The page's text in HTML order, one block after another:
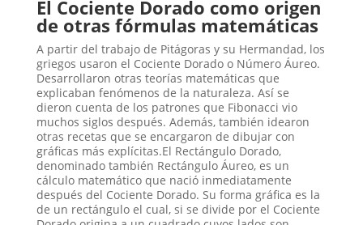
El Cociente Dorado como origen
de otras fórmulas matemáticas
A partir del trabajo de Pitágoras y su Hermandad, los
griegos usaron el Cociente Dorado o Número Áureo.
Desarrollaron otras teorías matemáticas que
explicaban fenómenos de la naturaleza. Así se
dieron cuenta de los patrones que Fibonacci vio
muchos siglos después. Además, también idearon
otras recetas que se encargaron de dibujar con
gráficas más explícitas.El Rectángulo Dorado,
denominado también Rectángulo Áureo, es un
cálculo matemático que nació inmediatamente
después del Cociente Dorado. Su forma gráfica es la
de un rectángulo el cual, si se divide por el Cociente